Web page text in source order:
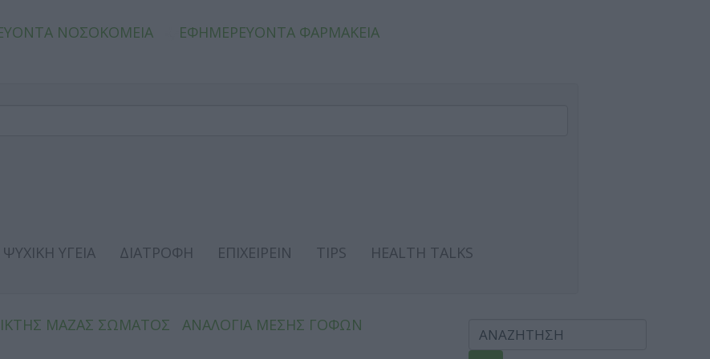
ΝΟΣΟΚΟΜΕΙΑ ΕΦΗΜΕΡΕΥΟΝΤΑ ΦΑΡΜΑΚΕΙΑ
ΨΥΧΙΚΗ ΥΓΕΙΑ ΔΙΑΤΡΟΦΗ ΕΠΙΧΕΙΡΕΙΝ TIPS
HEALTH TALKS
ΜΑΖΑΣ ΣΩΜΑΤΟΣ
ΑΝΑΛΟΓΙΑ ΜΕΣΗΣ ΓΟΦΩΝ